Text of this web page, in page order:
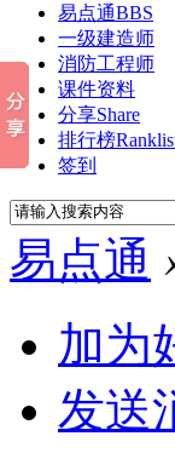
易点通BBS
一级建造师
消防工程师
课件资料
分享Share
排行榜
签到
易点通 ›
加为
发送